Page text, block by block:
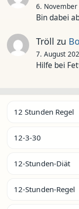
6. November
Bin dabei
Tröll zu
7. August
Hilfe bei
12 Stunden Regel
12-3-30
12-Stunden-Diät
12-Stunden-Regel